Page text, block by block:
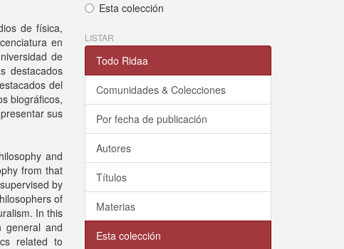
de física,
en
de
destacados
del
biográficos,
sus
and
from that
by
of
In this
general and
related to
Esta colección
LISTAR
Todo Ridaa
Comunidades & Colecciones
Por fecha de publicación
Autores
Títulos
Materias
Esta colección